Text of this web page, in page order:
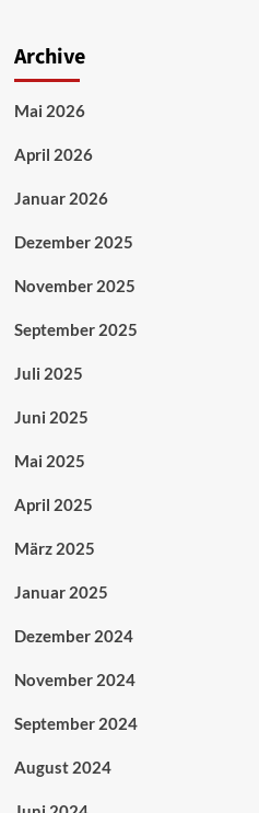
Archive
Mai 2026
April 2026
Januar 2026
Dezember 2025
November 2025
September 2025
Juli 2025
Juni 2025
Mai 2025
April 2025
März 2025
Januar 2025
Dezember 2024
November 2024
September 2024
August 2024